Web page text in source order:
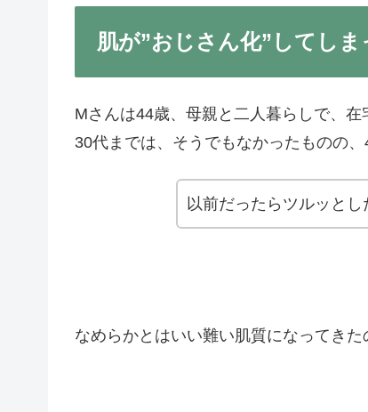
肌が”おじさん化”してしま
Mさんは44歳、母親と二人暮らしで、在
30代までは、そうでもなかったものの
以前だったらツルッと
なめらかとはいい難い肌質になってきた